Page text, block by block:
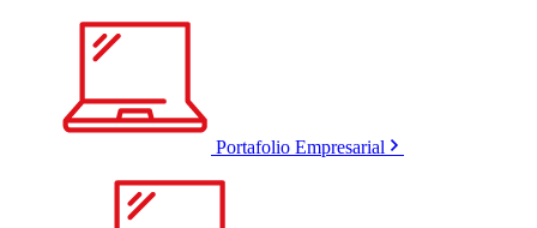
Portafolio Empresarial